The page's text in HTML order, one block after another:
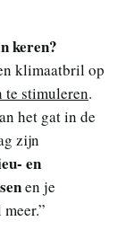
keren?
klimaatbril op
te stimuleren.
het gat in de
zijn
en
en je